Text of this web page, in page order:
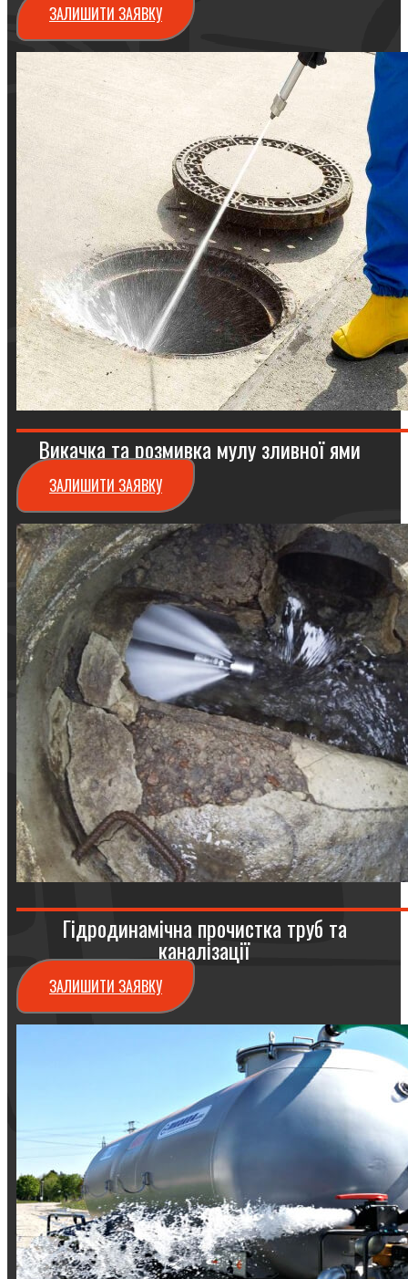
ЗАЛИШИТИ ЗАЯВКУ
Викачка та розмивка мулу зливної ями
ЗАЛИШИТИ ЗАЯВКУ
Гідродинамічна прочистка труб та
каналізації
ЗАЛИШИТИ ЗАЯВКУ